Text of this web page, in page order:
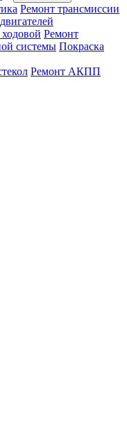
Ремонт трансмиссии
Ремонт
системы Покраска
Ремонт АКПП